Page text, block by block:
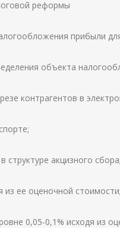
реформы
прибыли
объекта
контрагентов в
акцизного сбора;
из ее оценочной стоимости;
0,05-0,1% исходя из